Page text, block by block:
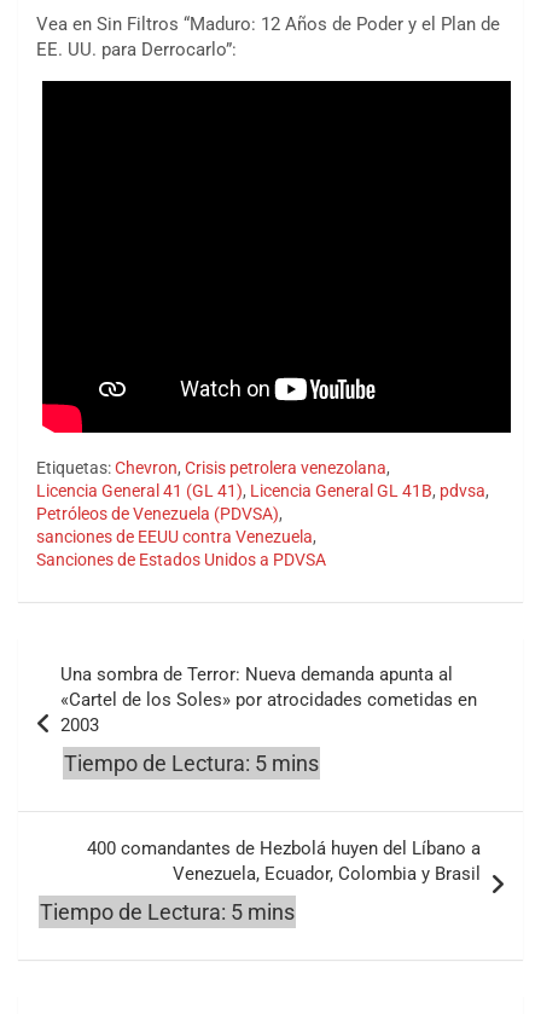
Vea en Sin Filtros “Maduro: 12 Años de Poder y el Plan de
EE. UU. para Derrocarlo”:
Etiquetas:Chevron, Crisis petrolera venezolana,
Licencia General 41 (GL 41), Licencia General GL 41B, pdvsa,
Petróleos de Venezuela (PDVSA),
sanciones de EEUU contra Venezuela,
Sanciones de Estados Unidos a PDVSA
entradas
Una sombra de Terror: Nueva demanda apunta al
«Cartel de los Soles» por atrocidades cometidas en
2003
400 comandantes de Hezbolá huyen del Líbano a
Venezuela, Ecuador, Colombia y Brasil